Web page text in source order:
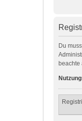
Du
beachte